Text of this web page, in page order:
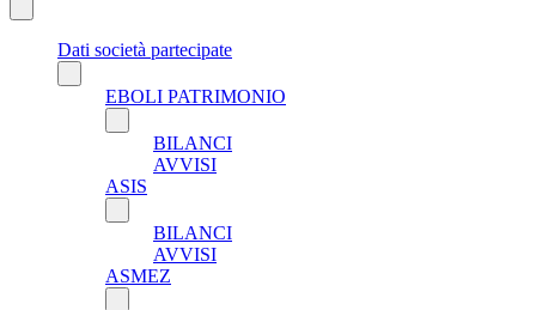
Dati società partecipate
EBOLI PATRIMONIO
BILANCI
AVVISI
ASIS
BILANCI
AVVISI
ASMEZ